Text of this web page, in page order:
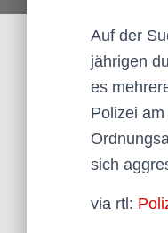
Auf der
jährigen
es
Polizei
sich
via rtl: